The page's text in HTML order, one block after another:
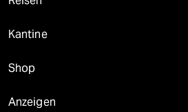
Kantine
Shop
Anzeigen